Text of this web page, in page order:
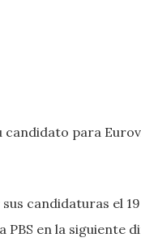
candidato para
candidaturas el
PBS en la siguiente